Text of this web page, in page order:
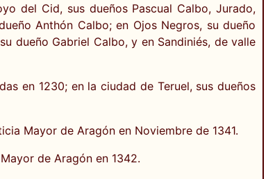
del Cid, sus dueños Pascual Calbo, Jurado,
Anthón Calbo; en Ojos Negros, su dueño
dueño Gabriel Calbo, y en Sandiniés, de valle
en 1230; en la ciudad de Teruel, sus dueños
Mayor de Aragón en Noviembre de 1341.
de Aragón en 1342.